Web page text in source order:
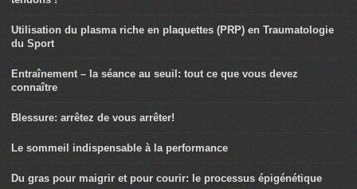
Utilisation du plasma riche en plaquettes (PRP) en Traumatologie
du Sport
Entraînement – la séance au seuil: tout ce que vous devez
connaître
Blessure: arrêtez de vous arrêter!
Le sommeil indispensable à la performance
Du gras pour maigrir et pour courir: le processus épigénétique